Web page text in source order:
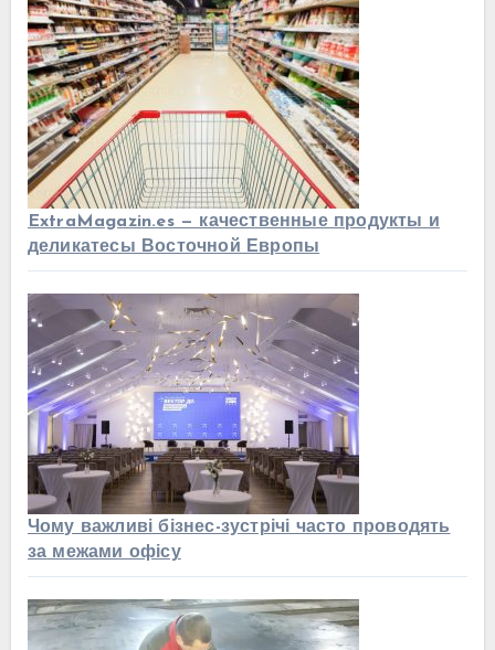
ExtraMagazin.es — качественные продукты и
деликатесы Восточной Европы
Чому важливі бізнес-зустрічі часто проводять
за межами офісу